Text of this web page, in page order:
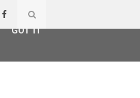
GOT IT